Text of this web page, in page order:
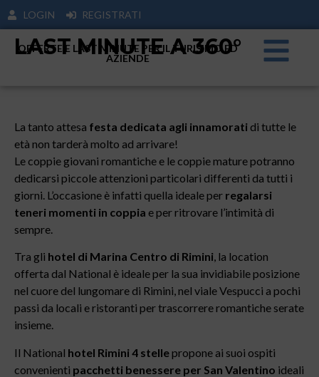
LOGIN REGISTRATI
LAST MINUTE A 360°
OFFERTE E LAST MINUTE PER IL TURISIMO ED
AZIENDE
La tanto attesa festa dedicata agli innamorati di tutte le
età non tarderà molto ad arrivare!
Le coppie giovani romantiche e le coppie mature potranno
dedicarsi piccole attenzioni particolari differenti da tutti i
giorni. L’occasione è infatti quella ideale per regalarsi
teneri momenti in coppia e per ritrovare l’intimità di
sempre.
Tra gli hotel di Marina Centro di Rimini, la location
offerta dal National è ideale per la sua invidiabile posizione
nel cuore del lungomare di Rimini, nel viale Vespucci a pochi
passi da locali e ristoranti per trascorrere romantiche serate
insieme.
Il National hotel Rimini 4 stellepropone ai suoi ospiti
convenienti pacchetti benessere per San Valentino ideali